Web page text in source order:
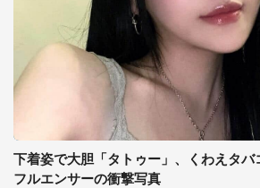
下着姿で大胆「タトゥー」、くわえタバ
フルエンサーの衝撃写真